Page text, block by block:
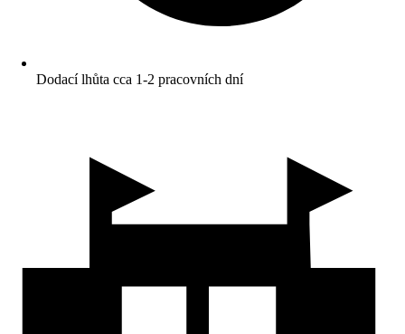
Dodací lhůta cca 1-2 pracovních dní